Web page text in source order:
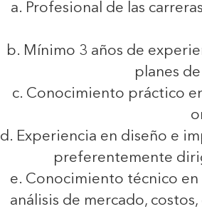
a. Profesional de las
b. Mínimo 3 años de
planes
c. Conocimiento práctico
d. Experiencia en diseño e
preferentemente
e. Conocimiento técnico
análisis de mercado,